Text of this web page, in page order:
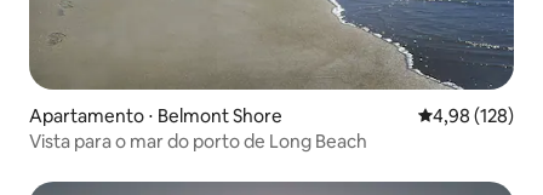
Apartamento ⋅ Belmont Shore 4,98 de uma
4,98 (128)
Vista para o mar do porto de Long Beach